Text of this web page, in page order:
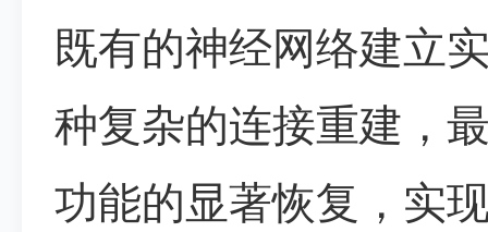
既有的神经网络建立
种复杂的连接重建，
功能的显著恢复，实